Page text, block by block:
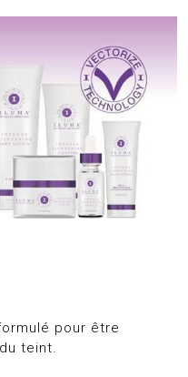
formulé pour être
teint.